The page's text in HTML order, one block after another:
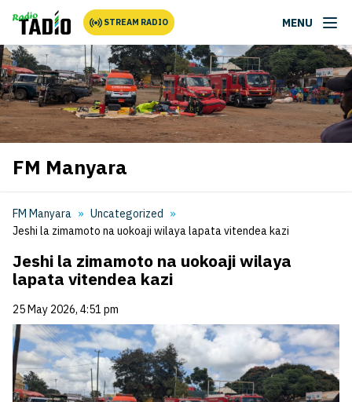
STREAM RADIO MENU
FM Manyara
FM Manyara
Uncategorized
Jeshi la zimamoto na uokoaji wilaya lapata vitendea kazi
Jeshi la zimamoto na uokoaji wilaya
lapata vitendea kazi
25 May 2026, 4:51 pm